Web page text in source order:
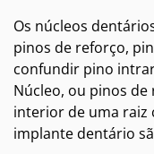
Os núcleos
pinos de reforço,
confundir pino
Núcleo, ou pinos
interior de uma raiz
implante dentário